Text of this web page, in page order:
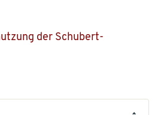
der Schubert-